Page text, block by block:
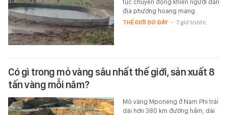
tục chuyển động khiến người dân
địa phương hoang mang.
THẾ GIỚI ĐÓ ĐÂY - 7 giờ trước
Có gì trong mỏ vàng sâu nhất thế giới, sản xuất 8
tấn vàng mỗi năm?
Mỏ vàng Mponeng ở Nam Phi trải
dài hơn 380 km đường hầm, dài